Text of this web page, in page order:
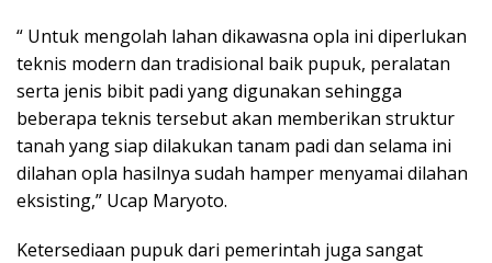
“ Untuk mengolah lahan dikawasna opla ini diperlukan
teknis modern dan tradisional baik pupuk, peralatan
serta jenis bibit padi yang digunakan sehingga
beberapa teknis tersebut akan memberikan struktur
tanah yang siap dilakukan tanam padi dan selama ini
dilahan opla hasilnya sudah hamper menyamai dilahan
eksisting,” Ucap Maryoto.
Ketersediaan pupuk dari pemerintah juga sangat